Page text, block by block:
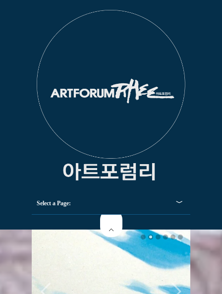
Select a Page: